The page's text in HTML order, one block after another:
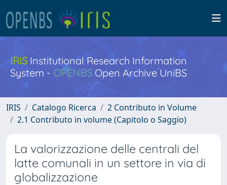
IRISInstitutional Research Information
System - OPENBS Open Archive UniBS
IRIS Catalogo Ricerca
2 Contributo in Volume
2.1 Contributo in volume (Capitolo o Saggio)
La valorizzazione delle centrali del
latte comunali in un settore in via di
globalizzazione